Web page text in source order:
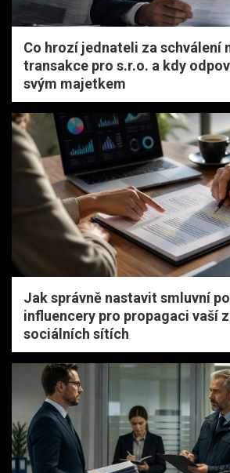
Co hrozí jednateli za schválení
transakce pro s.r.o. a kdy
svým majetkem
Jak správně nastavit smluvní
influencery pro propagaci vaší
sociálních sítích